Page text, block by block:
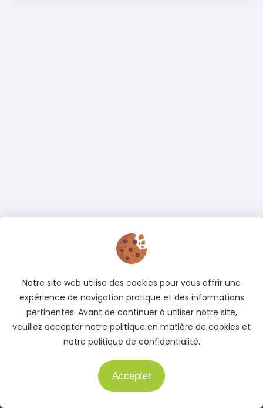
Adresse
Cocody, Abidjan, Côte d'Ivoire
Téléphone
+225 05 04 78 83 83
Notre site web utilise des cookies pour vous offrir une
expérience de navigation pratique et des informations
pertinentes. Avant de continuer à utiliser notre site,
veuillez accepter notre politique en matière de cookies et
notre politique de confidentialité.
Accepter